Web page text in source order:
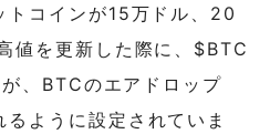
トコインが15万ドル、20
値を更新した際に、$BTC
、BTCのエアドロップ
るように設定されていま